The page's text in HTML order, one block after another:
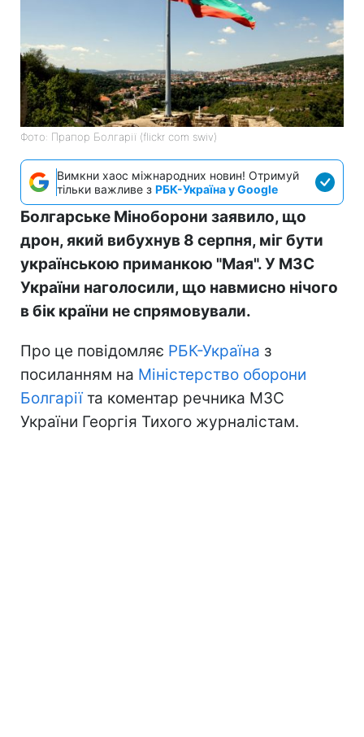
Фото: Прапор Болгарії (flickr com swiv)
Вимкни хаос міжнародних новин! Отримуй
тільки важливе з РБК-Україна у Google
Болгарське Міноборони заявило, що
дрон, який вибухнув 8 серпня, міг бути
українською приманкою "Мая". У МЗС
України наголосили, що навмисно нічого
в бік країни не спрямовували.
Про це повідомляє РБК-Україна з
посиланням на Міністерство оборони
Болгаріїта коментар речника МЗС
України Георгія Тихого журналістам.